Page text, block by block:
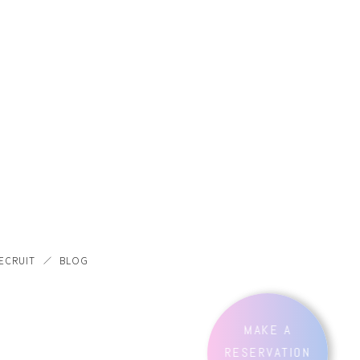
BLOG
MAKE A
RESERVATION